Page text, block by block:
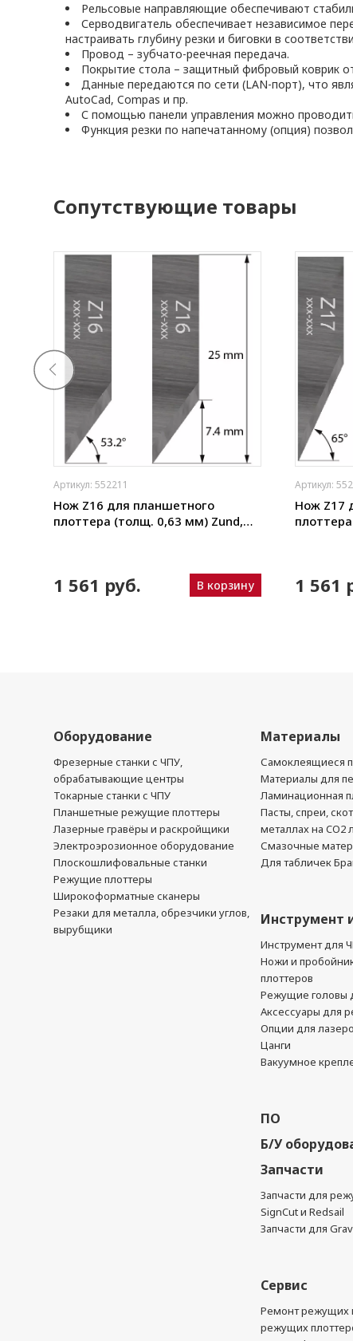
Рельсовые направляющие обеспечивают
Серводвигатель обеспечивает независимое
настраивать глубину резки и биговки в
Провод – зубчато-реечная передача.
Покрытие стола – защитный фибровый коврик
Данные передаются по сети (LAN-порт), что
AutoCad, Compas и пр.
С помощью панели управления можно
Функция резки по напечатанному (опция)
Сопутствующие товары
Артикул: 552211
Нож Z16 для планшетного
плоттера (толщ. 0,63 мм) Zund,
1 561 руб. В корзину
Артикул:
Нож Z17
1 561
Оборудование
Фрезерные станки с ЧПУ,
обрабатывающие центры
Токарные станки с ЧПУ
Планшетные режущие плоттеры
Лазерные гравёры и раскройщики
Электроэрозионное оборудование
Плоскошлифовальные станки
Режущие плоттеры
Широкоформатные сканеры
Резаки для металла, обрезчики углов,
вырубщики
Материалы
Самоклеящиеся
Материалы для
Ламинационная
Пасты, спреи,
металлах на CO2
Смазочные
Для табличек
Инструмент
Инструмент для
Ножи и
плоттеров
Режущие головы
Аксессуары для
Опции для
Цанги
Вакуумное
ПО
Б/У
Запчасти
Запчасти для
SignCut и Redsail
Запчасти для
Сервис
Ремонт режущих
режущих